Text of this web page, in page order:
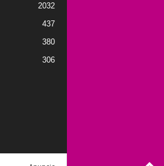
2032
437
380
306